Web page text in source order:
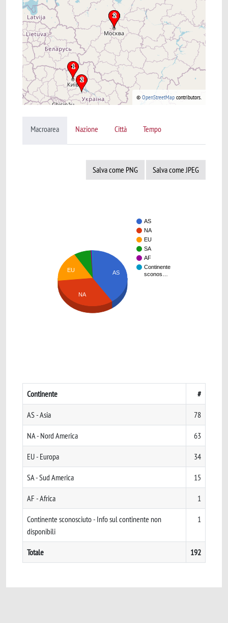
© OpenStreetMap contributors.
Macroarea Nazione Città Tempo
Salva come PNG Salva come JPEG
AS
NA
EU
SA
AF
Continente
sconos…
AS
EU
NA
Continente #
AS - Asia 78
NA - Nord America 63
EU - Europa 34
SA - Sud America 15
AF - Africa 1
Continente sconosciuto - Info sul continente non
disponibili
1
Totale 192